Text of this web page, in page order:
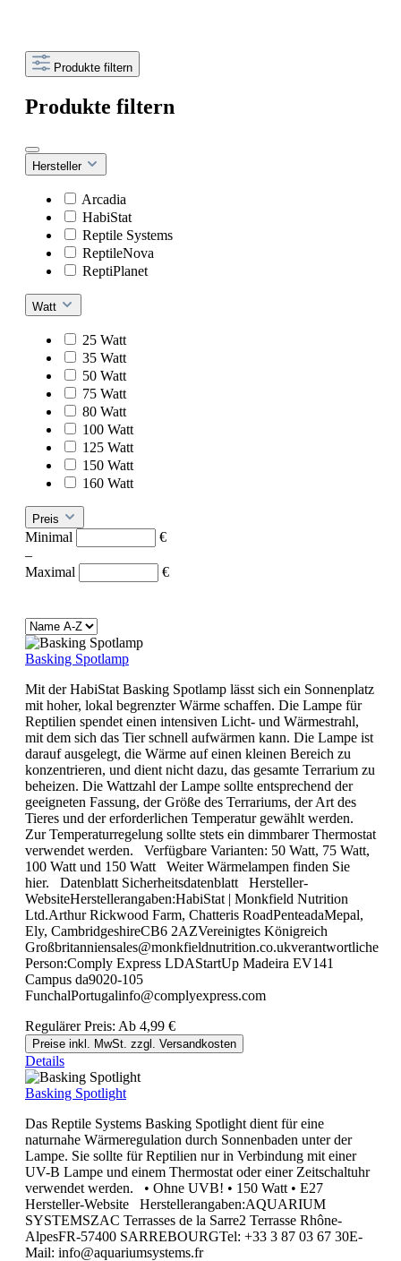
Produkte filtern
Produkte filtern
Hersteller
Arcadia
HabiStat
Reptile Systems
ReptileNova
ReptiPlanet
Watt
25 Watt
35 Watt
50 Watt
75 Watt
80 Watt
100 Watt
125 Watt
150 Watt
160 Watt
Preis
Minimal
€
–
Maximal
€
Basking Spotlamp
Mit der HabiStat Basking Spotlamp lässt sich ein Sonnenplatz
mit hoher, lokal begrenzter Wärme schaffen. Die Lampe für
Reptilien spendet einen intensiven Licht- und Wärmestrahl,
mit dem sich das Tier schnell aufwärmen kann. Die Lampe ist
darauf ausgelegt, die Wärme auf einen kleinen Bereich zu
konzentrieren, und dient nicht dazu, das gesamte Terrarium zu
beheizen. Die Wattzahl der Lampe sollte entsprechend der
geeigneten Fassung, der Größe des Terrariums, der Art des
Tieres und der erforderlichen Temperatur gewählt werden.
Zur Temperaturregelung sollte stets ein dimmbarer Thermostat
verwendet werden. Verfügbare Varianten: 50 Watt, 75 Watt,
100 Watt und 150 Watt Weiter Wärmelampen finden Sie
hier. Datenblatt Sicherheitsdatenblatt Hersteller-
WebsiteHerstellerangaben:HabiStat | Monkfield Nutrition
Ltd.Arthur Rickwood Farm, Chatteris RoadPenteadaMepal,
Ely, CambridgeshireCB6 2AZVereinigtes Königreich
Großbritanniensales@monkfieldnutrition.co.ukverantwortliche
Person:Comply Express LDAStartUp Madeira EV141
Campus da9020-105
FunchalPortugalinfo@complyexpress.com
Regulärer Preis: Ab 4,99 €
Preise inkl. MwSt. zzgl. Versandkosten
Details
Basking Spotlight
Das Reptile Systems Basking Spotlight dient für eine
naturnahe Wärmeregulation durch Sonnenbaden unter der
Lampe. Sie sollte für Reptilien nur in Verbindung mit einer
UV-B Lampe und einem Thermostat oder einer Zeitschaltuhr
verwendet werden. • Ohne UVB! • 150 Watt • E27
Hersteller-Website Herstellerangaben:AQUARIUM
SYSTEMSZAC Terrasses de la Sarre2 Terrasse Rhône-
AlpesFR-57400 SARREBOURGTel: +33 3 87 03 67 30E-
Mail: info@aquariumsystems.fr